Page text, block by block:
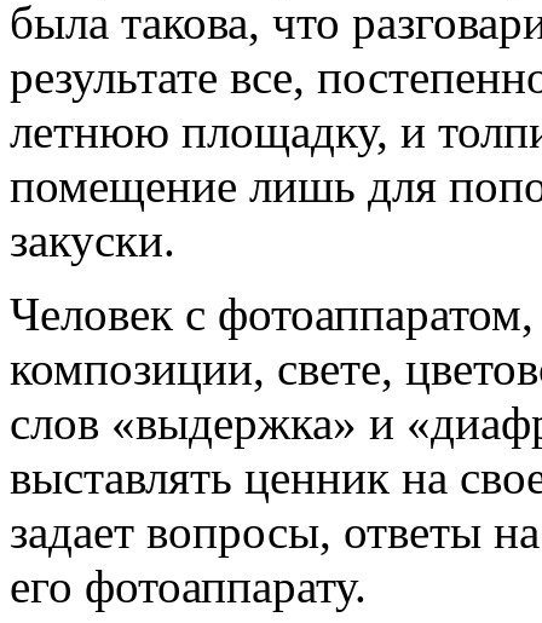
была такова, что
результате все,
летнюю площадку, и
помещение лишь для
закуски.
Человек с
композиции, свете,
слов «выдержка» и
выставлять ценник на
задает вопросы, ответы
его фотоаппарату.